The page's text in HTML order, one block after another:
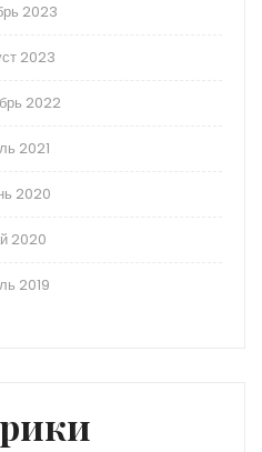
2023
2023
2022
2021
2020
2020
2019